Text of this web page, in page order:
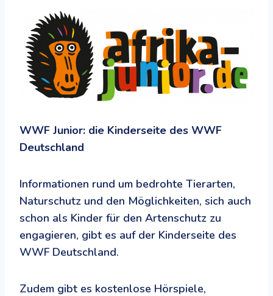
WWF Junior: die Kinderseite des WWF
Deutschland
Informationen rund um bedrohte Tierarten,
Naturschutz und den Möglichkeiten, sich auch
schon als Kinder für den Artenschutz zu
engagieren, gibt es auf der Kinderseite des
WWF Deutschland.
Zudem gibt es kostenlose Hörspiele,